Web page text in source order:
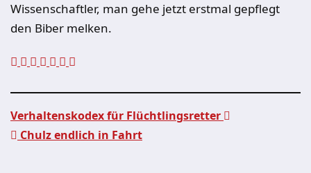
Wissenschaftler, man gehe jetzt erstmal gepflegt
den Biber melken.
Verhaltenskodex für Flüchtlingsretter
Chulz endlich in Fahrt